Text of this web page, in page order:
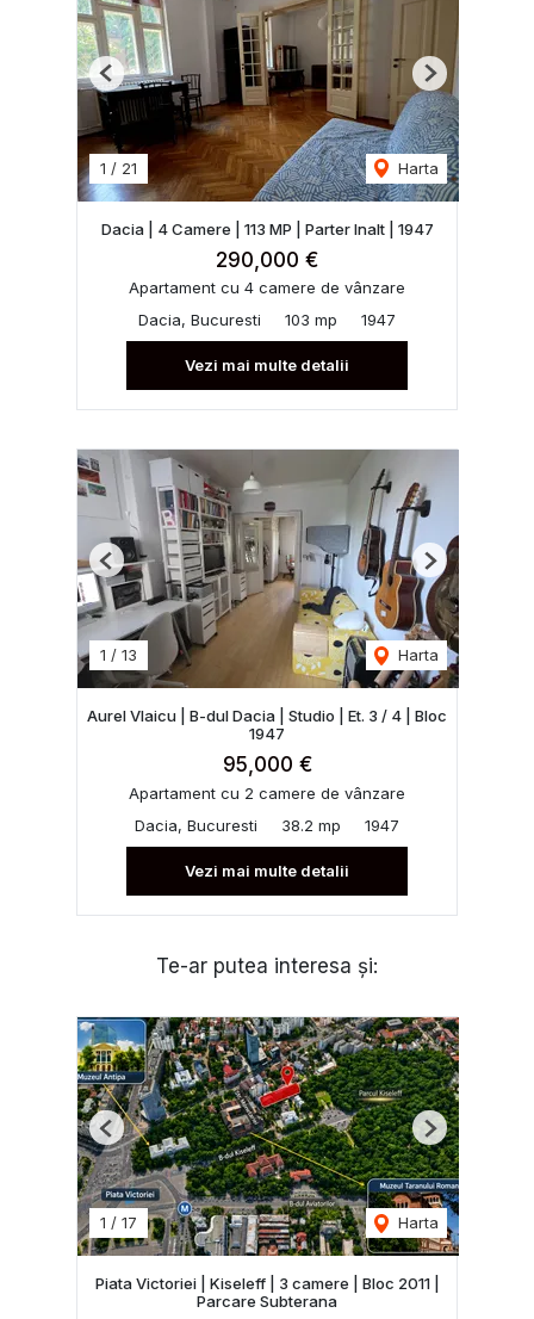
1 / 21 Harta
Previous Next
Dacia | 4 Camere | 113 MP | Parter Inalt | 1947
290,000 €
Apartament cu 4 camere de vânzare
Dacia, Bucuresti
103 mp 1947
Vezi mai multe detalii
1 / 13 Harta
Previous Next
Aurel Vlaicu | B-dul Dacia | Studio | Et. 3 / 4 | Bloc
1947
95,000 €
Apartament cu 2 camere de vânzare
Dacia, Bucuresti
38.2 mp 1947
Vezi mai multe detalii
Te-ar putea interesa și:
1 / 17 Harta
Previous Next
Piata Victoriei | Kiseleff | 3 camere | Bloc 2011 |
Parcare Subterana